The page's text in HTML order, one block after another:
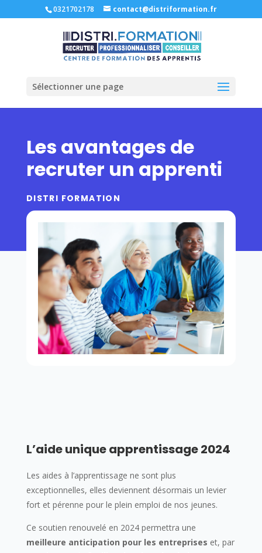
0321702178 contact@distriformation.fr
Sélectionner une page
Les avantages de
recruter un apprenti
DISTRI FORMATION
L’aide unique apprentissage 2024
Les aides à l’apprentissage ne sont plus
exceptionnelles, elles deviennent désormais un levier
fort et pérenne pour le plein emploi de nos jeunes.
Ce soutien renouvelé en 2024 permettra une
meilleure anticipation pour les entreprises et, par